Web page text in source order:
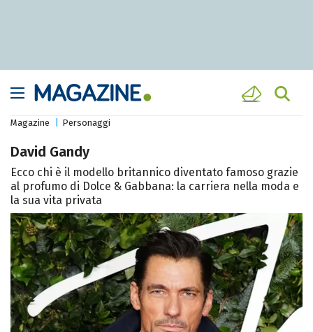
Magazine Personaggi
David Gandy
Ecco chi è il modello britannico diventato famoso grazie
al profumo di Dolce & Gabbana: la carriera nella moda e
la sua vita privata